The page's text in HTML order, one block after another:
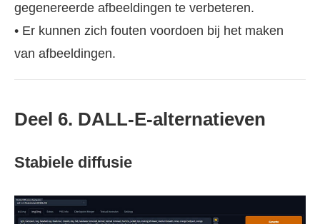
gegenereerde afbeeldingen te verbeteren.
• Er kunnen zich fouten voordoen bij het maken
van afbeeldingen.
Deel 6. DALL-E-alternatieven
Stabiele diffusie